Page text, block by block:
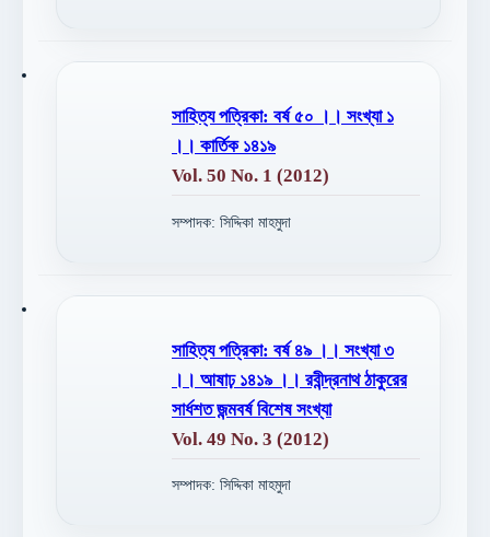
সাহিত্য পত্রিকা: বর্ষ ৫০ ।। সংখ্যা ১
।। কার্তিক ১৪১৯
Vol. 50 No. 1 (2012)
সম্পাদক: সিদ্দিকা মাহমুদা
সাহিত্য পত্রিকা: বর্ষ ৪৯ ।। সংখ্যা ৩
।। আষাঢ় ১৪১৯ ।। রবীন্দ্রনাথ ঠাকুরের
সার্ধশত জন্মবর্ষ বিশেষ সংখ্যা
Vol. 49 No. 3 (2012)
সম্পাদক: সিদ্দিকা মাহমুদা